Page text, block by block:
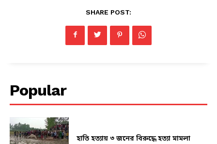
SHARE POST:
Popular
হাতি হত্যায় ৩ জনের বিরুদ্ধে হত্যা মামলা